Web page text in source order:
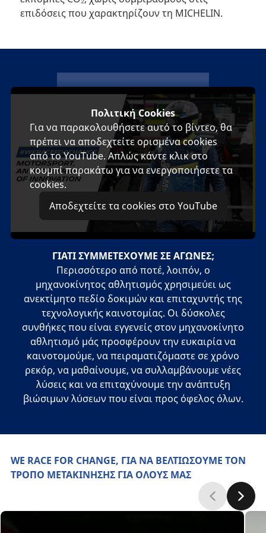
επιδόσεις που χαρακτηρίζουν τη MICHELIN.
michelin
Πολιτική Cookies
Για να παρακολουθήσετε αυτό το βίντεο, θα
πρέπει να αποδεχτείτε ορισμένα cookies
από το YouTube. Απλώς κάντε κλικ στο
κουμπί παρακάτω για να ενεργοποιήσετε τα
cookies.
Αποδεχτείτε τα cookies στο YouTube
ΓΙΑΤΙ ΣΥΜΜΕΤΕΧΟΥΜΕ ΣΕ ΑΓΩΝΕΣ;
Περισσότερο από ποτέ, λοιπόν, ο
μηχανοκίνητος αθλητισμός χρησιμεύει ως
ανεκτίμητο πεδίο δοκιμών και επιταχυντής της
τεχνολογικής καινοτομίας. Οι δύσκολες
συνθήκες που είναι εγγενείς στον μηχανοκίνητο
αθλητισμό μάς προσφέρουν την ευκαιρία να
καινοτομούμε, να πειραματιζόμαστε σε χρόνο
ρεκόρ, να μαθαίνουμε, να συλλαμβάνουμε νέες
λύσεις και να επιταχύνουμε την ανάπτυξη
βιώσιμων λύσεων που είναι προς όφελος όλων.
WE RACE FOR CHANGE, ΓΙΑ ΝΑ ΒΕΛΤΙΩΣΟΥΜΕ ΤΟΝ
ΤΡΟΠΟ ΜΕΤΑΚΙΝΗΣΗΣ ΓΙΑ ΟΛΟΥΣ ΜΑΣ